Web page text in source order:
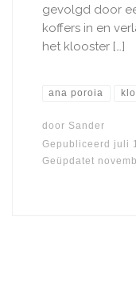
gevolgd door
koffers in en
het klooster […]
ana poroia
door Sander
Gepubliceerd juli
Geüpdatet